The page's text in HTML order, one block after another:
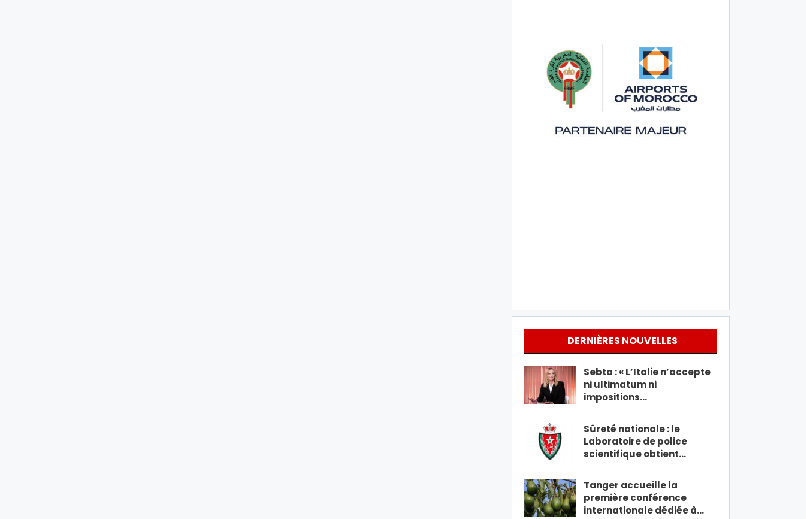
DERNIÈRES NOUVELLES
Sebta : « L’Italie n’accepte
ni ultimatum ni
impositions…
Sûreté nationale : le
Laboratoire de police
scientifique obtient…
Tanger accueille la
première conférence
internationale dédiée à…